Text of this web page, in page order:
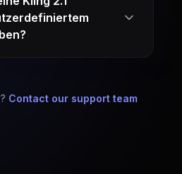
Contact our support team